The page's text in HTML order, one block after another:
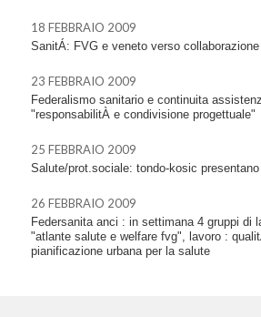
18 FEBBRAIO 2009
SanitÁ: FVG e veneto verso
23 FEBBRAIO 2009
Federalismo sanitario e continuita
"responsabilitÀ e condivisione progettuale"
25 FEBBRAIO 2009
Salute/prot.sociale: tondo-kosic
26 FEBBRAIO 2009
Federsanita anci : in settimana 4 gruppi di
"atlante salute e welfare fvg", lavoro :
pianificazione urbana per la salute